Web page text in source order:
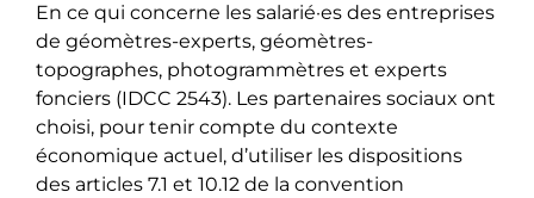
En ce qui concerne les salarié·es des entreprises
de géomètres-experts, géomètres-
topographes, photogrammètres et experts
fonciers (IDCC 2543). Les partenaires sociaux ont
choisi, pour tenir compte du contexte
économique actuel, d’utiliser les dispositions
des articles 7.1 et 10.12 de la convention